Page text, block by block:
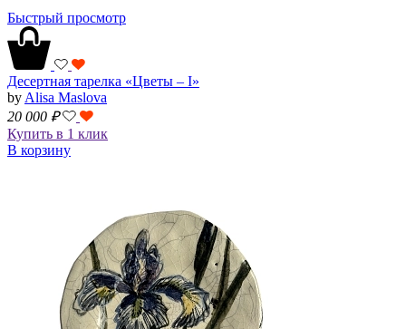
Быстрый просмотр
Десертная тарелка «Цветы – I»
by Alisa Maslova
20 000 ₽
Купить в 1 клик
В корзину